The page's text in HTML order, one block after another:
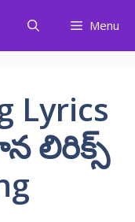
Menu
Lyrics
లిరిక్స్